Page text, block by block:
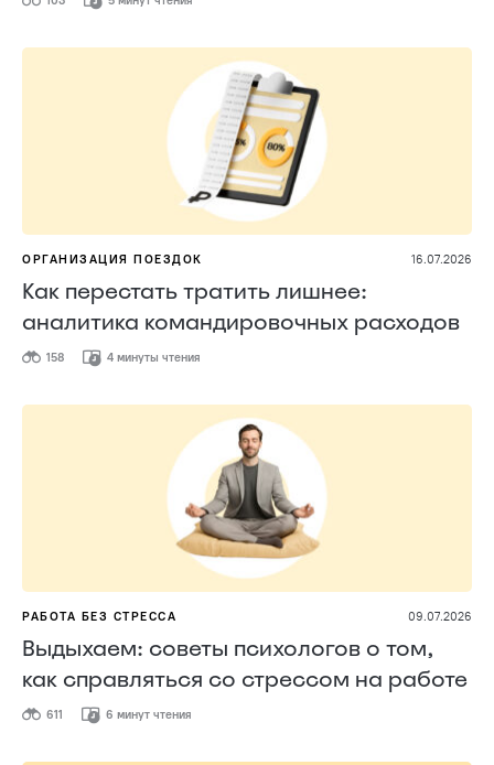
ОРГАНИЗАЦИЯ ПОЕЗДОК 16.07.2026
Как перестать тратить лишнее:
аналитика командировочных расходов
158 4 минуты чтения
РАБОТА БЕЗ СТРЕССА 09.07.2026
Выдыхаем: советы психологов о том,
как справляться со стрессом на работе
611 6 минут чтения